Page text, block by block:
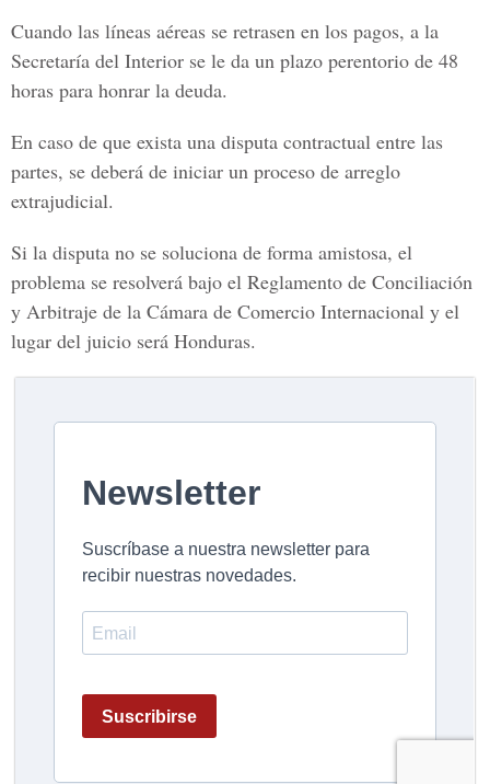
Cuando las líneas aéreas se retrasen en los pagos, a la
Secretaría del Interior se le da un plazo perentorio de 48
horas para honrar la deuda.
En caso de que exista una disputa contractual entre las
partes, se deberá de iniciar un proceso de arreglo
extrajudicial.
Si la disputa no se soluciona de forma amistosa, el
problema se resolverá bajo el Reglamento de Conciliación
y Arbitraje de la Cámara de Comercio Internacional y el
lugar del juicio será Honduras.